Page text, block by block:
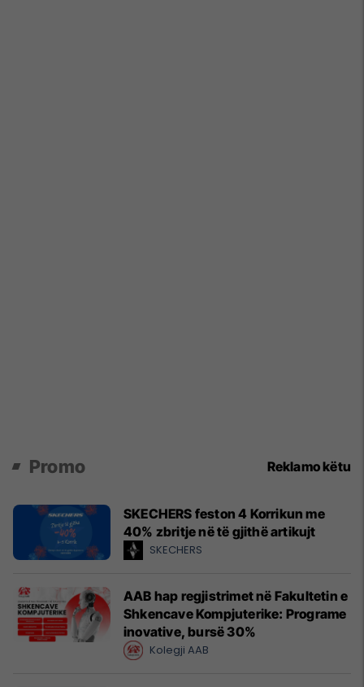
Promo Reklamo këtu
SKECHERS feston 4 Korrikun me
40% zbritje në të gjithë artikujt
SKECHERS
AAB hap regjistrimet në Fakultetin e
Shkencave Kompjuterike: Programe
inovative, bursë 30%
Kolegji AAB